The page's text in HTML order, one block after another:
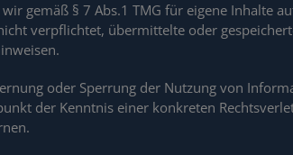
gemäß § 7 Abs.1 TMG für eigene Inhalte
verpflichtet, übermittelte oder
oder Sperrung der Nutzung von
der Kenntnis einer konkreten